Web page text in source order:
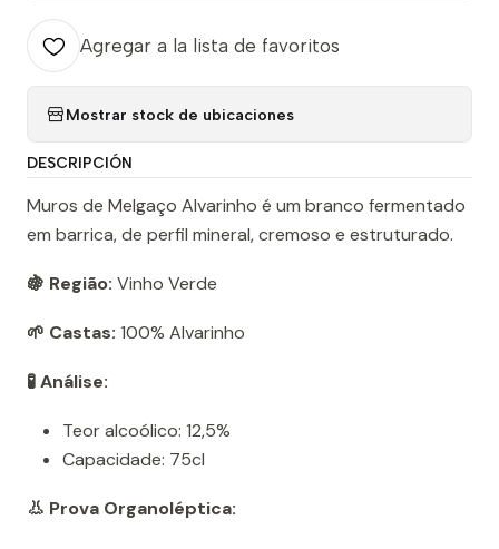
Agregar a la lista de favoritos
Mostrar stock de ubicaciones
DESCRIPCIÓN
Muros de Melgaço Alvarinho é um branco fermentado
em barrica, de perfil mineral, cremoso e estruturado.
🍇 Região: Vinho Verde
🌱 Castas: 100% Alvarinho
🧪 Análise:
Teor alcoólico: 12,5%
Capacidade: 75cl
👃 Prova Organoléptica: